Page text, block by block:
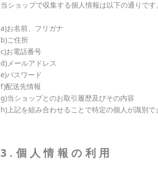
当ショップで収集する個人情報は以下の通りです。
a)お名前、フリガナ
b)ご住所
c)お電話番号
d)メールアドレス
e)パスワード
f)配送先情報
g)当ショップとのお取引履歴及びその内容
h)上記を組み合わせることで特定の個人が識別で
3.個人情報の利用